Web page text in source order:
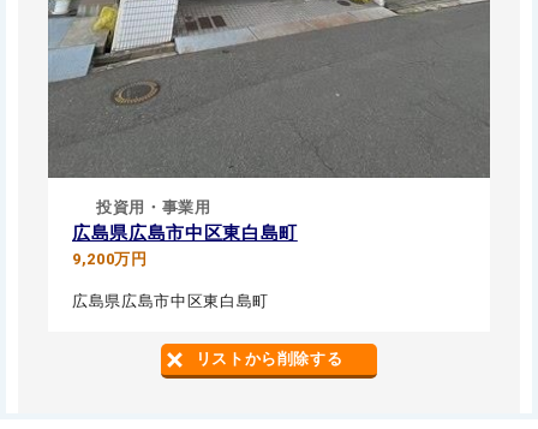
投資用・事業用
広島県広島市中区東白島町
9,200万円
広島県広島市中区東白島町
リストから削除する